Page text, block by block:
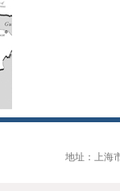
地址：上海